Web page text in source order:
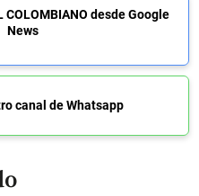
desde Google
News
canal de Whatsapp